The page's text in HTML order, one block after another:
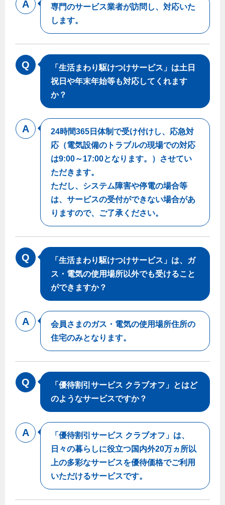
専門のサービス業者が訪問し、対応いた
します。
「生活まわり駆けつけサービス」は土日
祝日や年末年始等も対応してくれます
か？
24時間365日体制で受け付けし、応急対
応（電気設備のトラブルの現場での対応
は9:00～17:00となります。）させてい
ただきます。
ただし、システム障害や停電の場合等
は、サービスの受付ができない場合があ
りますので、ご了承ください。
「生活まわり駆けつけサービス」は、ガ
ス・電気の使用場所以外でも受けること
ができますか？
会員さまのガス・電気の使用場所住所の
住宅のみとなります。
「優待割引サービス クラブオフ」とはど
のようなサービスですか？
「優待割引サービス クラブオフ」は、
日々の暮らしに役立つ国内外20万ヵ所以
上の多彩なサービスを優待価格でご利用
いただけるサービスです。